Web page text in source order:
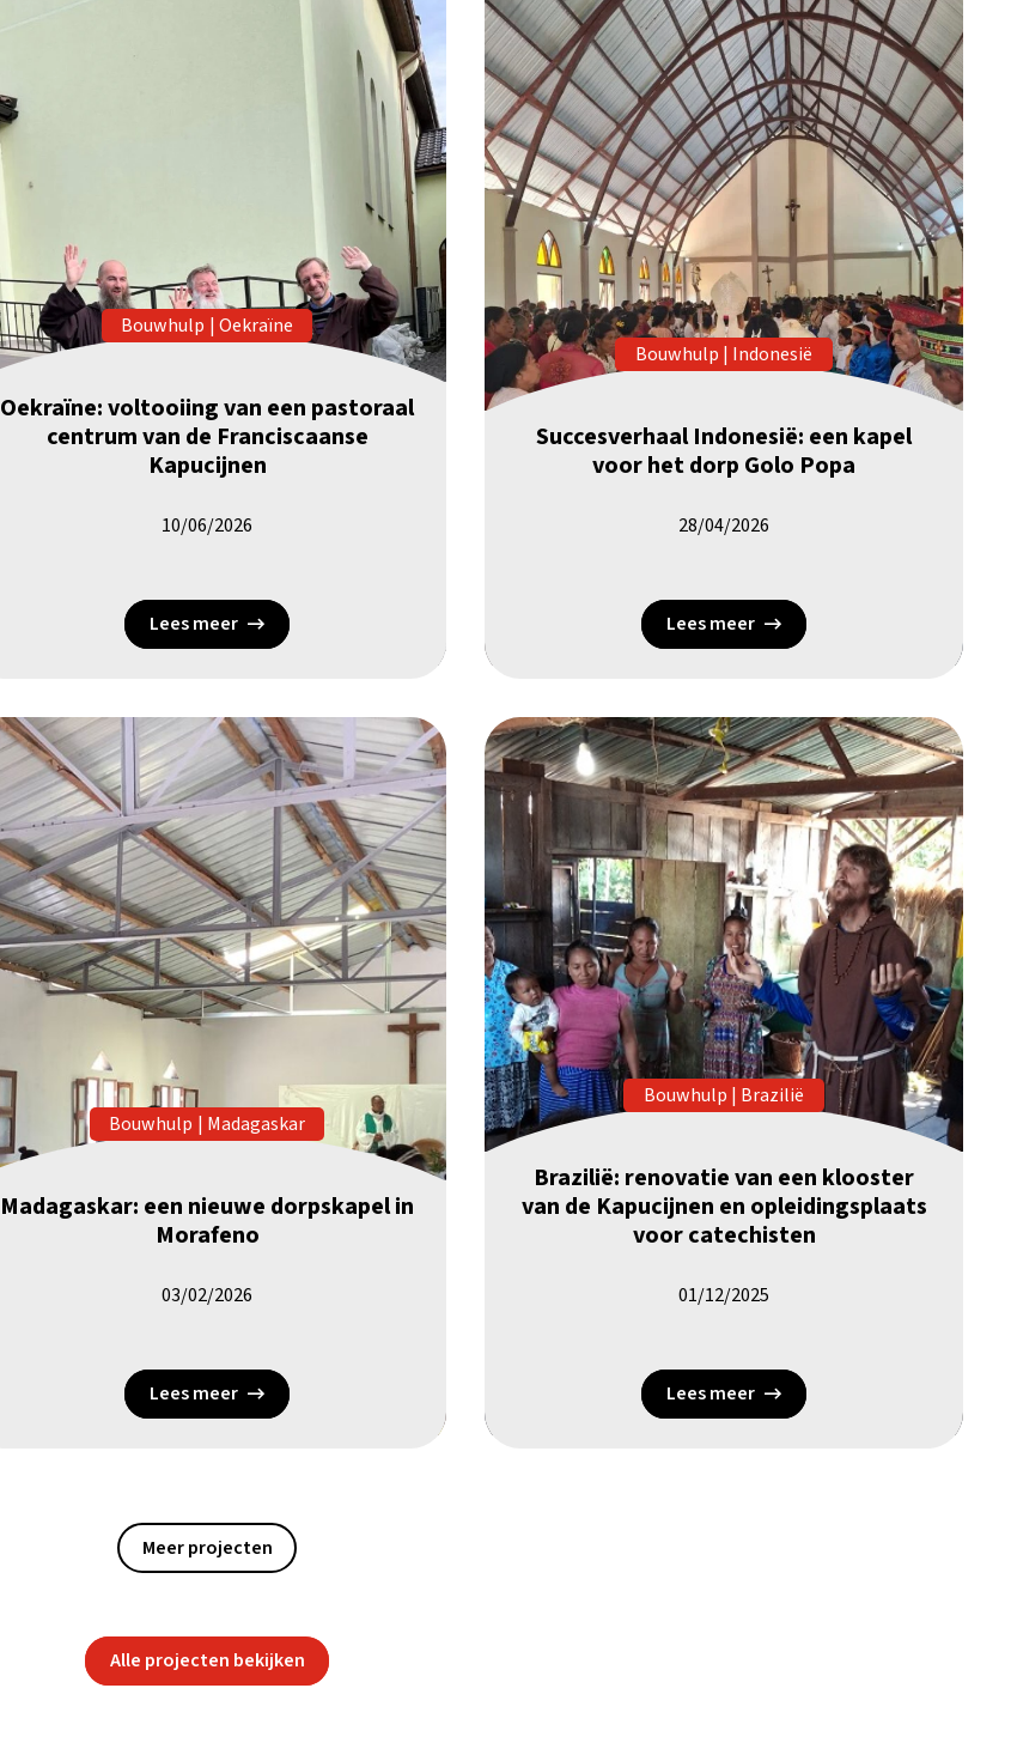
Bouwhulp | Oekraïne
Oekraïne: voltooiing van een pastoraal
centrum van de Franciscaanse
Kapucijnen
10/06/2026
Lees meer
Bouwhulp | Indonesië
Succesverhaal Indonesië: een kapel
voor het dorp Golo Popa
28/04/2026
Lees meer
Bouwhulp | Madagaskar
Madagaskar: een nieuwe dorpskapel in
Morafeno
03/02/2026
Lees meer
Bouwhulp | Brazilië
Brazilië: renovatie van een klooster
van de Kapucijnen en opleidingsplaats
voor catechisten
01/12/2025
Lees meer
Meer projecten
Alle projecten bekijken